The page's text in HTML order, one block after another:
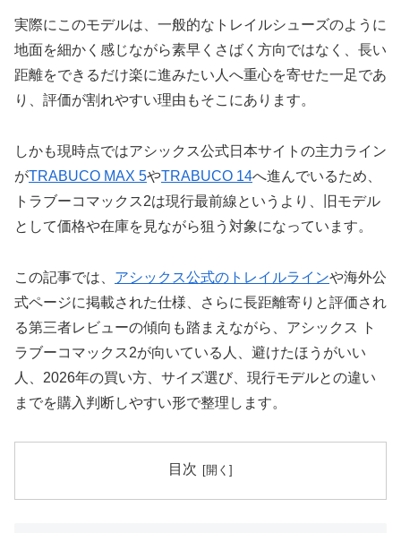
実際にこのモデルは、一般的なトレイルシューズのように
地面を細かく感じながら素早くさばく方向ではなく、長い
距離をできるだけ楽に進みたい人へ重心を寄せた一足であ
り、評価が割れやすい理由もそこにあります。
しかも現時点ではアシックス公式日本サイトの主力ライン
がTRABUCO MAX 5やTRABUCO 14へ進んでいるため、
トラブーコマックス2は現行最前線というより、旧モデル
として価格や在庫を見ながら狙う対象になっています。
この記事では、 アシックス公式のトレイルラインや海外公
式ページに掲載された仕様、さらに長距離寄りと評価され
る第三者レビューの傾向も踏まえながら、アシックス ト
ラブーコマックス2が向いている人、避けたほうがいい
人、2026年の買い方、サイズ選び、現行モデルとの違い
までを購入判断しやすい形で整理します。
目次